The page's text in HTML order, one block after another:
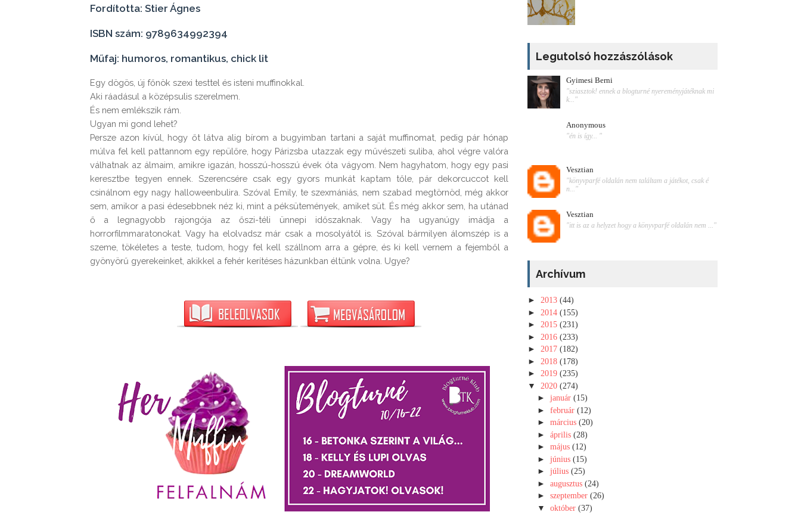
Fordította: Stier Ágnes
ISBN szám: 9789634992394
Műfaj: humoros, romantikus, chick lit
Egy ​dögös, új főnök szexi testtel és isteni muffinokkal.
Aki ráadásul a középsulis szerelmem.
És nem emlékszik rám.
Ugyan mi gond lehet?
Persze azon kívül, hogy őt látva alig bírom a bugyimban tartani a saját muffinomat, pedig pár hónap
múlva fel kell pattannom egy repülőre, hogy Párizsba utazzak egy művészeti suliba, ahol végre valóra
válhatnak az álmaim, amikre igazán, hosszú-hosszú évek óta vágyom. Nem hagyhatom, hogy egy pasi
keresztbe tegyen ennek. Szerencsére csak egy gyors munkát kaptam tőle, pár dekorcuccot kell
csinálnom egy nagy halloweenbulira. Szóval Emily, te szexmániás, nem szabad megtörnöd, még akkor
sem, amikor a pasi édesebbnek néz ki, mint a péksütemények, amiket süt. És még akkor sem, ha utánad
ő a legnagyobb rajongója az őszi-téli ünnepi időszaknak. Vagy ha ugyanúgy imádja a
horrorfilmmaratonokat. Vagy ha elolvadsz már csak a mosolyától is. Szóval bármilyen álomszép is a
szeme, tökéletes a teste, tudom, hogy fel kell szállnom arra a gépre, és ki kell vernem a fejemből a
gyönyörű gyerekeinket, akikkel a fehér kerítéses házunkban éltünk volna. Ugye?
Legutolsó hozzászólások
Gyimesi Berni
"sziasztok! ennek a blogturné nyereményjátéknak mi
k..."
Anonymous
"én is így... "
Vesztian
"könyvparfé oldalán nem találtam a játékot, csak é
n..."
Vesztian
"itt is az a helyzet hogy a könyvparfé oldalán nem ..."
Archívum
► 2013 (44)
► 2014 (155)
► 2015 (231)
► 2016 (233)
► 2017 (182)
► 2018 (178)
► 2019 (235)
▼ 2020 (274)
►január(15)
►február(12)
►március(20)
►április(28)
►május(12)
►június(15)
►július(25)
►augusztus(24)
►szeptember(26)
▼ október(37)